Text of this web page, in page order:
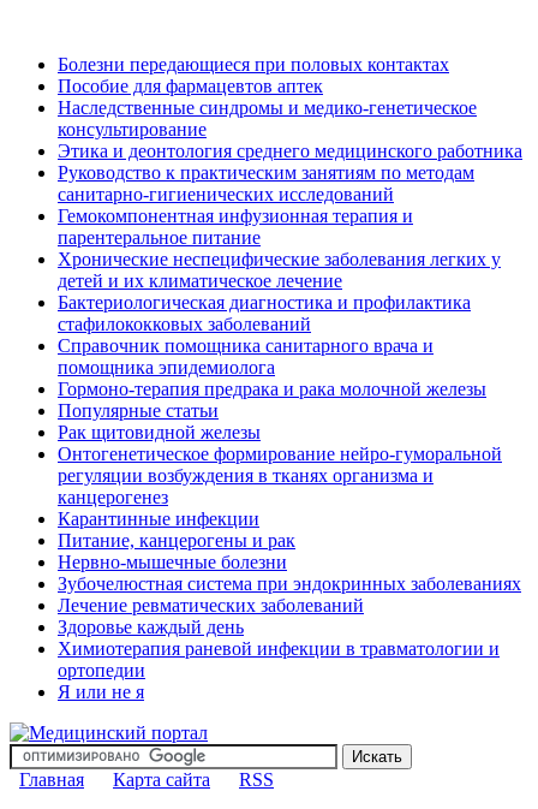
Болезни передающиеся при половых контактах
Пособие для фармацевтов аптек
Наследственные синдромы и медико-генетическое
консультирование
Этика и деонтология среднего медицинского работника
Руководство к практическим занятиям по методам
санитарно-гигиенических исследований
Гемокомпонентная инфузионная терапия и
парентеральное питание
Хронические неспецифические заболевания легких у
детей и их климатическое лечение
Бактериологическая диагностика и профилактика
стафилококковых заболеваний
Справочник помощника санитарного врача и
помощника эпидемиолога
Гормоно-терапия предрака и рака молочной железы
Популярные статьи
Рак щитовидной железы
Онтогенетическое формирование нейро-гуморальной
регуляции возбуждения в тканях организма и
канцерогенез
Карантинные инфекции
Питание, канцерогены и рак
Нервно-мышечные болезни
Зубочелюстная система при эндокринных заболеваниях
Лечение ревматических заболеваний
Здоровье каждый день
Химиотерапия раневой инфекции в травматологии и
ортопедии
Я или не я
Главная Карта сайта
RSS